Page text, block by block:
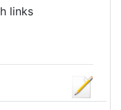
links